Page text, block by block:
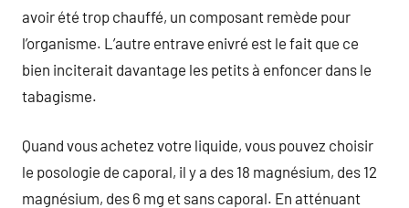
avoir été trop chauffé, un composant remède pour
l’organisme. L’autre entrave enivré est le fait que ce
bien inciterait davantage les petits à enfoncer dans le
tabagisme.
Quand vous achetez votre liquide, vous pouvez choisir
le posologie de caporal, il y a des 18 magnésium, des 12
magnésium, des 6 mg et sans caporal. En atténuant